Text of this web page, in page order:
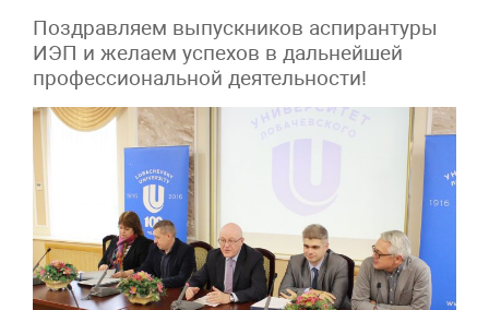
Поздравляем выпускников аспирантуры
ИЭП и желаем успехов в дальнейшей
профессиональной деятельности!